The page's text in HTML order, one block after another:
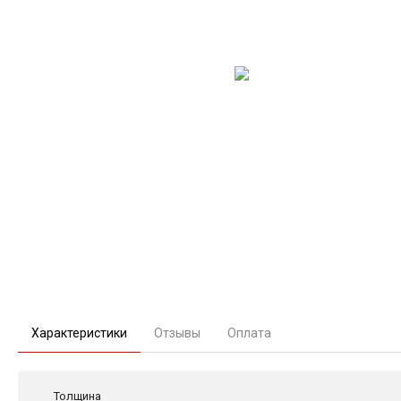
Характеристики Отзывы Оплата
Толщина